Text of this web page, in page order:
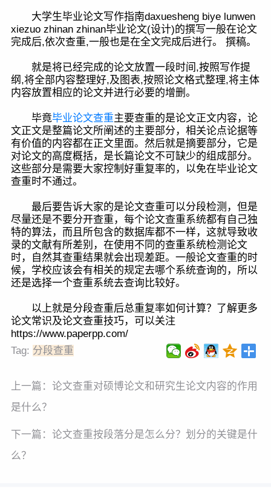
大学生毕业论文写作指南daxuesheng biye lunwen
xiezuo zhinan zhinan毕业论文(设计)的撰写一般在论文
完成后,依次查重,一般也是在全文完成后进行。 撰稿。
就是将已经完成的论文放置一段时间,按照写作提
纲,将全部内容整理好,及图表,按照论文格式整理,将主体
内容放置相应的论文并进行必要的增删。
毕竟毕业论文查重主要查重的是论文正文内容，论
文正文是整篇论文所阐述的主要部分，相关论点论据等
有价值的内容都在正文里面。然后就是摘要部分，它是
对论文的高度概括，是长篇论文不可缺少的组成部分。
这些部分是需要大家控制好重复率的，以免在毕业论文
查重时不通过。
最后要告诉大家的是论文查重可以分段检测，但是
尽量还是不要分开查重，每个论文查重系统都有自己独
特的算法，而且所包含的数据库都不一样，这就导致收
录的文献有所差别，在使用不同的查重系统检测论文
时，自然其查重结果就会出现差距。一般论文查重的时
候，学校应该会有相关的规定去哪个系统查询的，所以
还是选择一个查重系统去查询比较好。
以上就是分段查重后总重复率如何计算？了解更多
论文常识及论文查重技巧，可以关注
https://www.paperpp.com/
Tag: 分段查重
上一篇： 论文查重对硕博论文和研究生论文内容的作用
是什么？
下一篇： 论文查重按段落分是怎么分？划分的关键是什
么？